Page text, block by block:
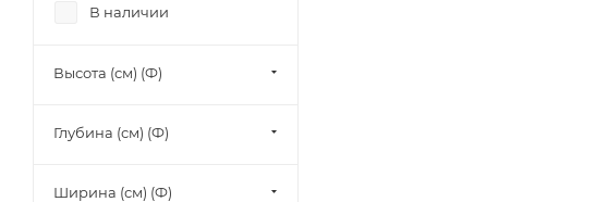
В наличии
Высота (см) (Ф)
Глубина (см) (Ф)
Ширина (см) (Ф)